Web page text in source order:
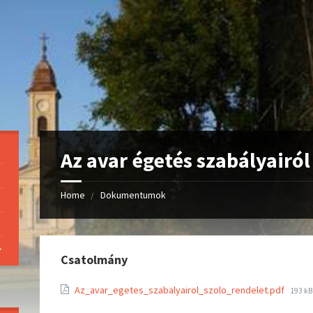
Az avar égetés szabályairól
Home Dokumentumok
Csatolmány
Az_avar_egetes_szabalyairol_szolo_rendelet.pdf 193 kB